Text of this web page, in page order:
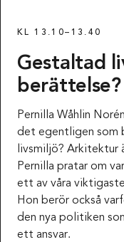
KL 13.10–13.40
Gestaltad
berättelse?
Pernilla Wåhlin
det egentligen som
livsmiljö? Arkitektur
Pernilla pratar om
ett av våra
Hon berör också
den nya politiken
ett ansvar.